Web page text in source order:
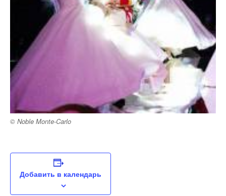
© Noble Monte-Carlo
Добавить в календарь